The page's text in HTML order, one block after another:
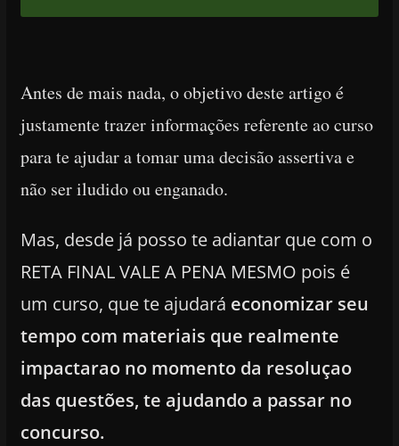
Antes de mais nada, o objetivo deste artigo é
justamente trazerinformações referente ao curso
para te ajudar a tomar uma decisão assertiva e
não ser iludido ou enganado.
Mas, desde já posso te adiantar que com o
RETA FINAL VALE A PENA MESMO pois é
um curso, que te ajudará economizar seu
tempo com materiais que realmente
impactarao no momento da resoluçao
das questões, te ajudando a passar no
concurso.